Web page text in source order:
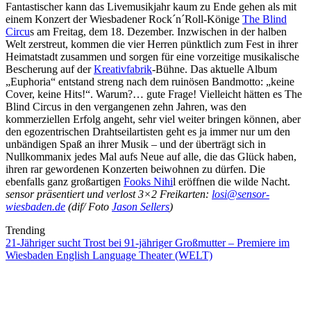
Fantastischer kann das Livemusikjahr kaum zu Ende gehen als mit
einem Konzert der Wiesbadener Rock´n´Roll-Könige The Blind
Circus am Freitag, dem 18. Dezember. Inzwischen in der halben
Welt zerstreut, kommen die vier Herren pünktlich zum Fest in ihrer
Heimatstadt zusammen und sorgen für eine vorzeitige musikalische
Bescherung auf derKreativfabrik-Bühne. Das aktuelle Album
„Euphoria“ entstand streng nach dem ruinösen Bandmotto: „keine
Cover, keine Hits!“. Warum?… gute Frage! Vielleicht hätten es The
Blind Circus in den vergangenen zehn Jahren, was den
kommerziellen Erfolg angeht, sehr viel weiter bringen können, aber
den egozentrischen Drahtseilartisten geht es ja immer nur um den
unbändigen Spaß an ihrer Musik – und der überträgt sich in
Nullkommanix jedes Mal aufs Neue auf alle, die das Glück haben,
ihren rar gewordenen Konzerten beiwohnen zu dürfen. Die
ebenfalls ganz großartigen Fooks Nihil eröffnen die wilde Nacht.
sensor präsentiert und verlost 3×2 Freikarten: losi@sensor-
wiesbaden.de (dif/ Foto Jason Sellers)
Trending
21-Jähriger sucht Trost bei 91-jähriger Großmutter – Premiere im
Wiesbaden English Language Theater (WELT)